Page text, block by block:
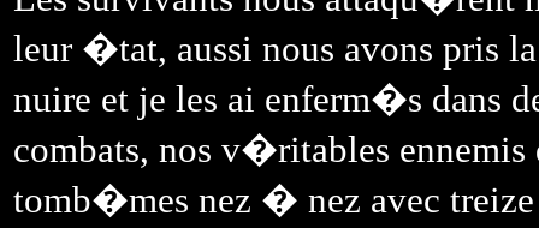
leur �tat, aussi nous avons pris
nuire et je les ai enferm�s dans
combats, nos v�ritables
tomb�mes nez � nez avec